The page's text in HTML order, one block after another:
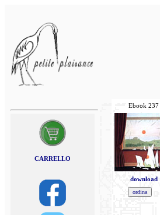
CARRELLO
Ebook 237
download